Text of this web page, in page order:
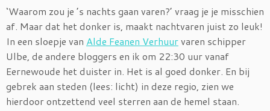
‘Waarom zou je ’s nachts gaan varen?’ vraag je je misschien
af. Maar dat het donker is, maakt nachtvaren juist zo leuk!
In een sloepje van Alde Feanen Verhuurvaren schipper
Ulbe, de andere bloggers en ik om 22:30 uur vanaf
Eernewoude het duister in. Het is al goed donker. En bij
gebrek aan steden (lees: licht) in deze regio, zien we
hierdoor ontzettend veel sterren aan de hemel staan.